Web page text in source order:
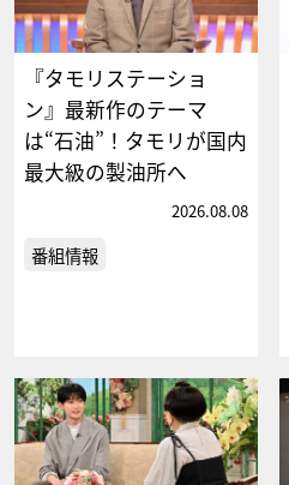
『タモリステーショ
ン』最新作のテーマ
は“石油”！タモリが国内
最大級の製油所へ
2026.08.08
番組情報